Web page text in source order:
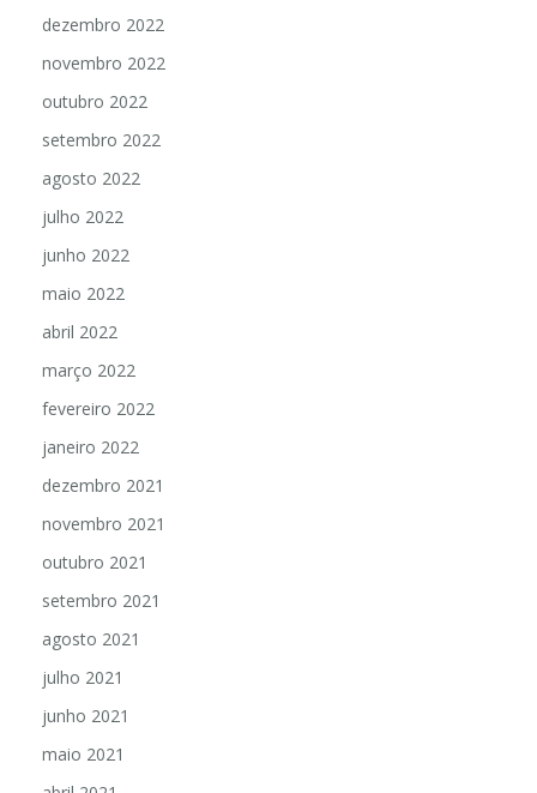
dezembro 2022
novembro 2022
outubro 2022
setembro 2022
agosto 2022
julho 2022
junho 2022
maio 2022
abril 2022
março 2022
fevereiro 2022
janeiro 2022
dezembro 2021
novembro 2021
outubro 2021
setembro 2021
agosto 2021
julho 2021
junho 2021
maio 2021